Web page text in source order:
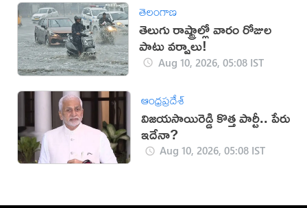
తెలంగాణ
తెలుగు రాష్ట్రాల్లో వారం రోజుల
పాటు వర్షాలు!
Aug 10, 2026, 05:08 IST
ఆంధ్రప్రదేశ్
విజయసాయిరెడ్డి కొత్త పార్టీ.. పేరు
ఇదేనా?
Aug 10, 2026, 05:08 IST